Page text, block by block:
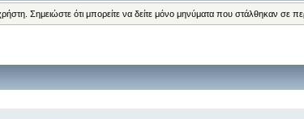
Σημειώστε ότι μπορείτε να δείτε μόνο μηνύματα που στάλθηκαν σε